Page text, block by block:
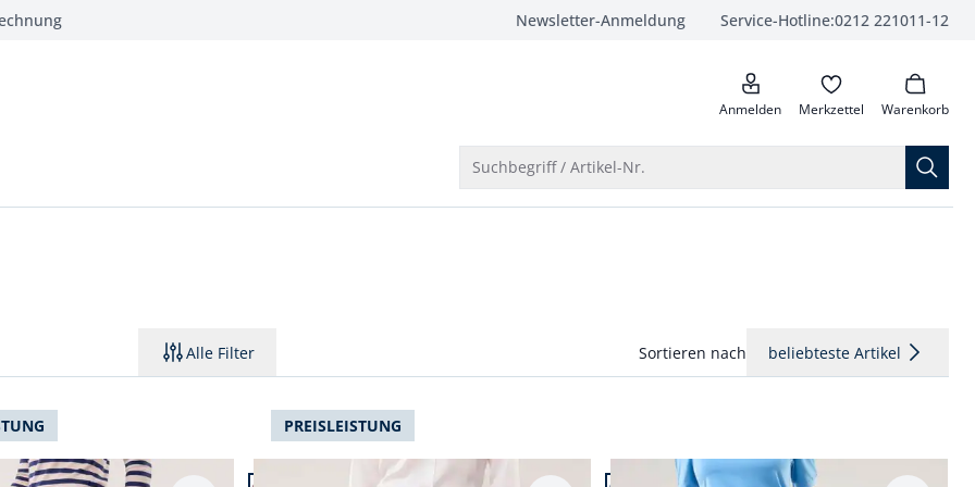
Newsletter-Anmeldung Service-Hotline:0212 221011-12
anrufen
Anmelden Merkzettel Warenkorb
Suchbegriff / Artikel-Nr.
Alle Filter Sortieren nach beliebteste Artikel
Artikel 3 von 22.
PREISLEISTUNG
Artikel 4 von 22.